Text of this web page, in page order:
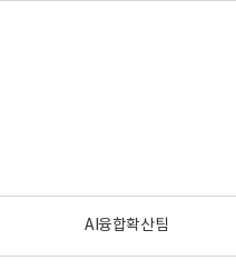
AI융합확산팀